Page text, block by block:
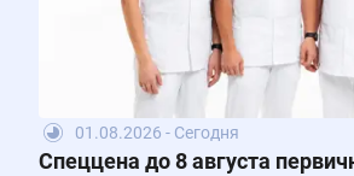
01.08.2026 - Сегодня
Спеццена до 8 августа